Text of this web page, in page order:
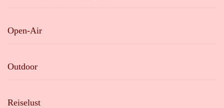
Open-Air
Outdoor
Reiselust